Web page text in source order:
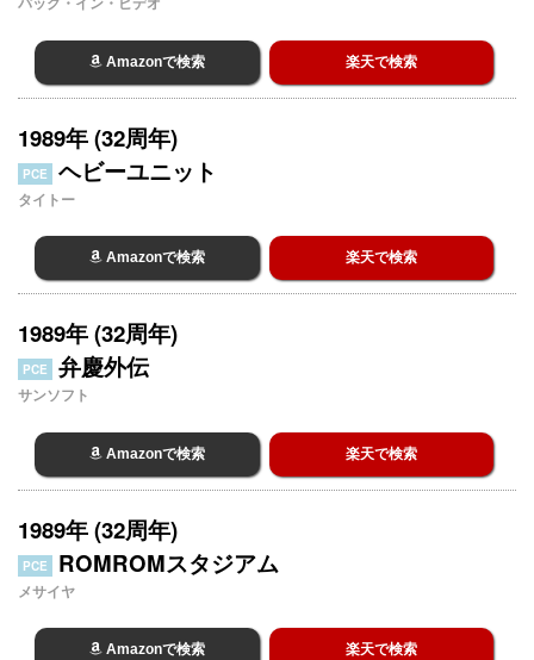
Amazonで検索 楽天で検索
1989年 (32周年)
PCE ヘビーユニット
タイトー
Amazonで検索 楽天で検索
1989年 (32周年)
PCE 弁慶外伝
サンソフト
Amazonで検索 楽天で検索
1989年 (32周年)
PCE ROMROMスタジアム
メサイヤ
Amazonで検索 楽天で検索